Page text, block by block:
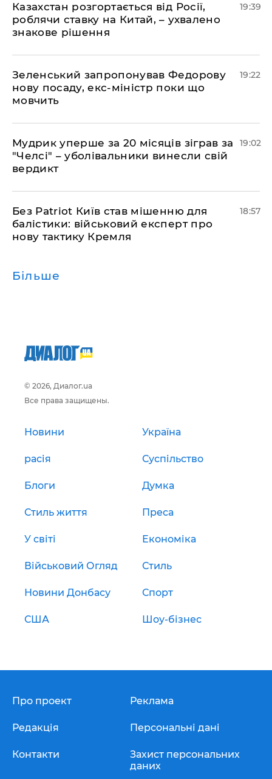
​Казахстан розгортається від Росії,
роблячи ставку на Китай, – ухвалено
знакове рішення
19:39
​Зеленський запропонував Федорову
нову посаду, екс-міністр поки що
мовчить
19:22
​Мудрик уперше за 20 місяців зіграв за
"Челсі" – уболівальники винесли свій
вердикт
19:02
​Без Patriot Київ став мішенню для
балістики: військовий експерт про
нову тактику Кремля
18:57
Більше
© 2026, Диалог.ua
Все права защищены.
Новини Україна
расія Суспільство
Блоги Думка
Стиль життя Преса
У світі Економіка
Військовий Огляд Стиль
Новини Донбасу Спорт
США Шоу-бізнес
Про проект
Редакція
Контакти
Реклама
Персональні дані
Захист персональних
даних